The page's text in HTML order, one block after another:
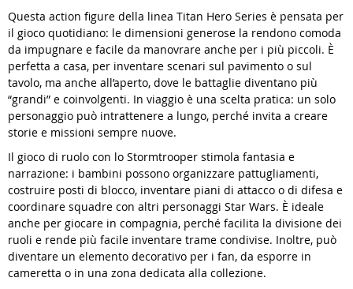
Questa action figure della linea Titan Hero Series è pensata per
il gioco quotidiano: le dimensioni generose la rendono comoda
da impugnare e facile da manovrare anche per i più piccoli. È
perfetta a casa, per inventare scenari sul pavimento o sul
tavolo, ma anche all’aperto, dove le battaglie diventano più
“grandi” e coinvolgenti. In viaggio è una scelta pratica: un solo
personaggio può intrattenere a lungo, perché invita a creare
storie e missioni sempre nuove.
Il gioco di ruolo con lo Stormtrooper stimola fantasia e
narrazione: i bambini possono organizzare pattugliamenti,
costruire posti di blocco, inventare piani di attacco o di difesa e
coordinare squadre con altri personaggi Star Wars. È ideale
anche per giocare in compagnia, perché facilita la divisione dei
ruoli e rende più facile inventare trame condivise. Inoltre, può
diventare un elemento decorativo per i fan, da esporre in
cameretta o in una zona dedicata alla collezione.